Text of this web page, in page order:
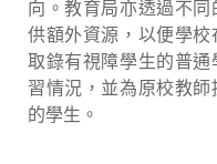
向。教育局亦透過不
供額外資源，以便學
取錄有視障學生的普
習情況，並為原校教
的學生。